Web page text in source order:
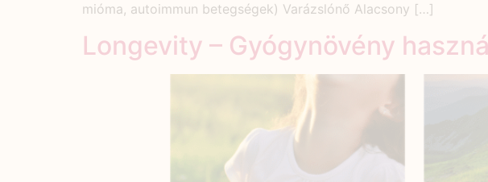
mióma, autoimmun betegségek) Varázslónő Alacsony […]
Longevity – Gyógynövény